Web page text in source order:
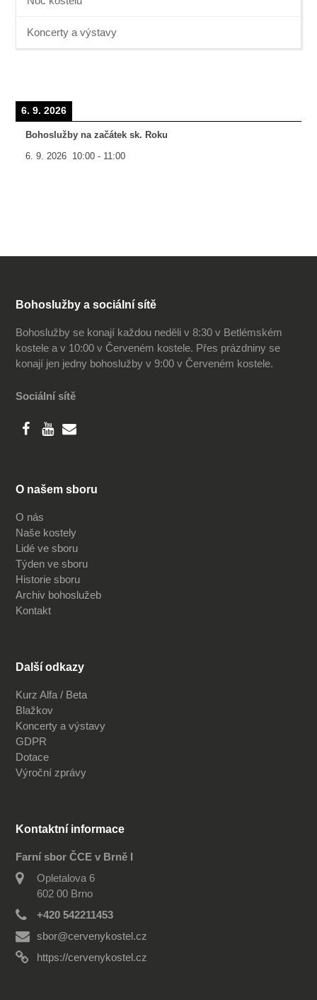
Koncerty a výstavy
6. 9. 2026
Bohoslužby na začátek sk. Roku
6. 9. 2026 10:00 - 11:00
Bohoslužby a sociální sítě
Bohoslužby se konají každou neděli v 8:30 v Betlémském
kostele a v 10:00 v Červeném kostele. Přes prázdniny se
konají jen jedny bohoslužby v 9:00 v Červeném kostele.
Sociální sítě
O našem sboru
O nás
Naše kostely
Lidé ve sboru
Týden ve sboru
Historie sboru
Archiv bohoslužeb
Kontakt
Další odkazy
Kurz Alfa / Beta
Blažkov
Koncerty a výstavy
GDPR
Dotace
Výroční zprávy
Kontaktní informace
Farní sbor ČCE v Brně I
Opletalova 6
602 00 Brno
+420 542211453
sbor@cervenykostel.cz
https://cervenykostel.cz